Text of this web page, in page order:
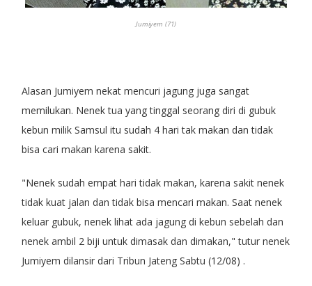
Jumiyem (71)
Alasan Jumiyem nekat mencuri jagung juga sangat
memilukan. Nenek tua yang tinggal seorang diri di gubuk
kebun milik Samsul itu sudah 4 hari tak makan dan tidak
bisa cari makan karena sakit.
"Nenek sudah empat hari tidak makan, karena sakit nenek
tidak kuat jalan dan tidak bisa mencari makan. Saat nenek
keluar gubuk, nenek lihat ada jagung di kebun sebelah dan
nenek ambil 2 biji untuk dimasak dan dimakan," tutur nenek
Jumiyem dilansir dari Tribun Jateng Sabtu (12/08) .